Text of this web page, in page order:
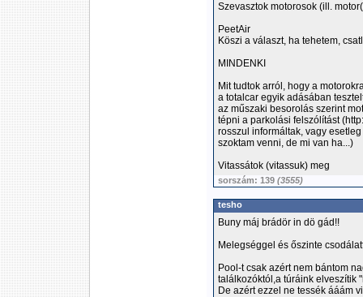
Szevasztok motorosok (ill.
PeetAir
Köszi a választ, ha tehetem,
MINDENKI
Mit tudtok arról, hogy a
a totalcar egyik adásában
az műszaki besorolás szerint
tépni a parkolási felszólítást
rosszul informáltak, vagy
szoktam venni, de mi van ha...)
Vitassátok (vitassuk) meg
sorszám: 139 (3555)
tesho
Buny máj brádör in dö gád!!
Melegséggel és őszinte
Pool-t csak azért nem bántom
találkozóktól,a túráink elveszítik
De azért ezzel ne tessék ááám